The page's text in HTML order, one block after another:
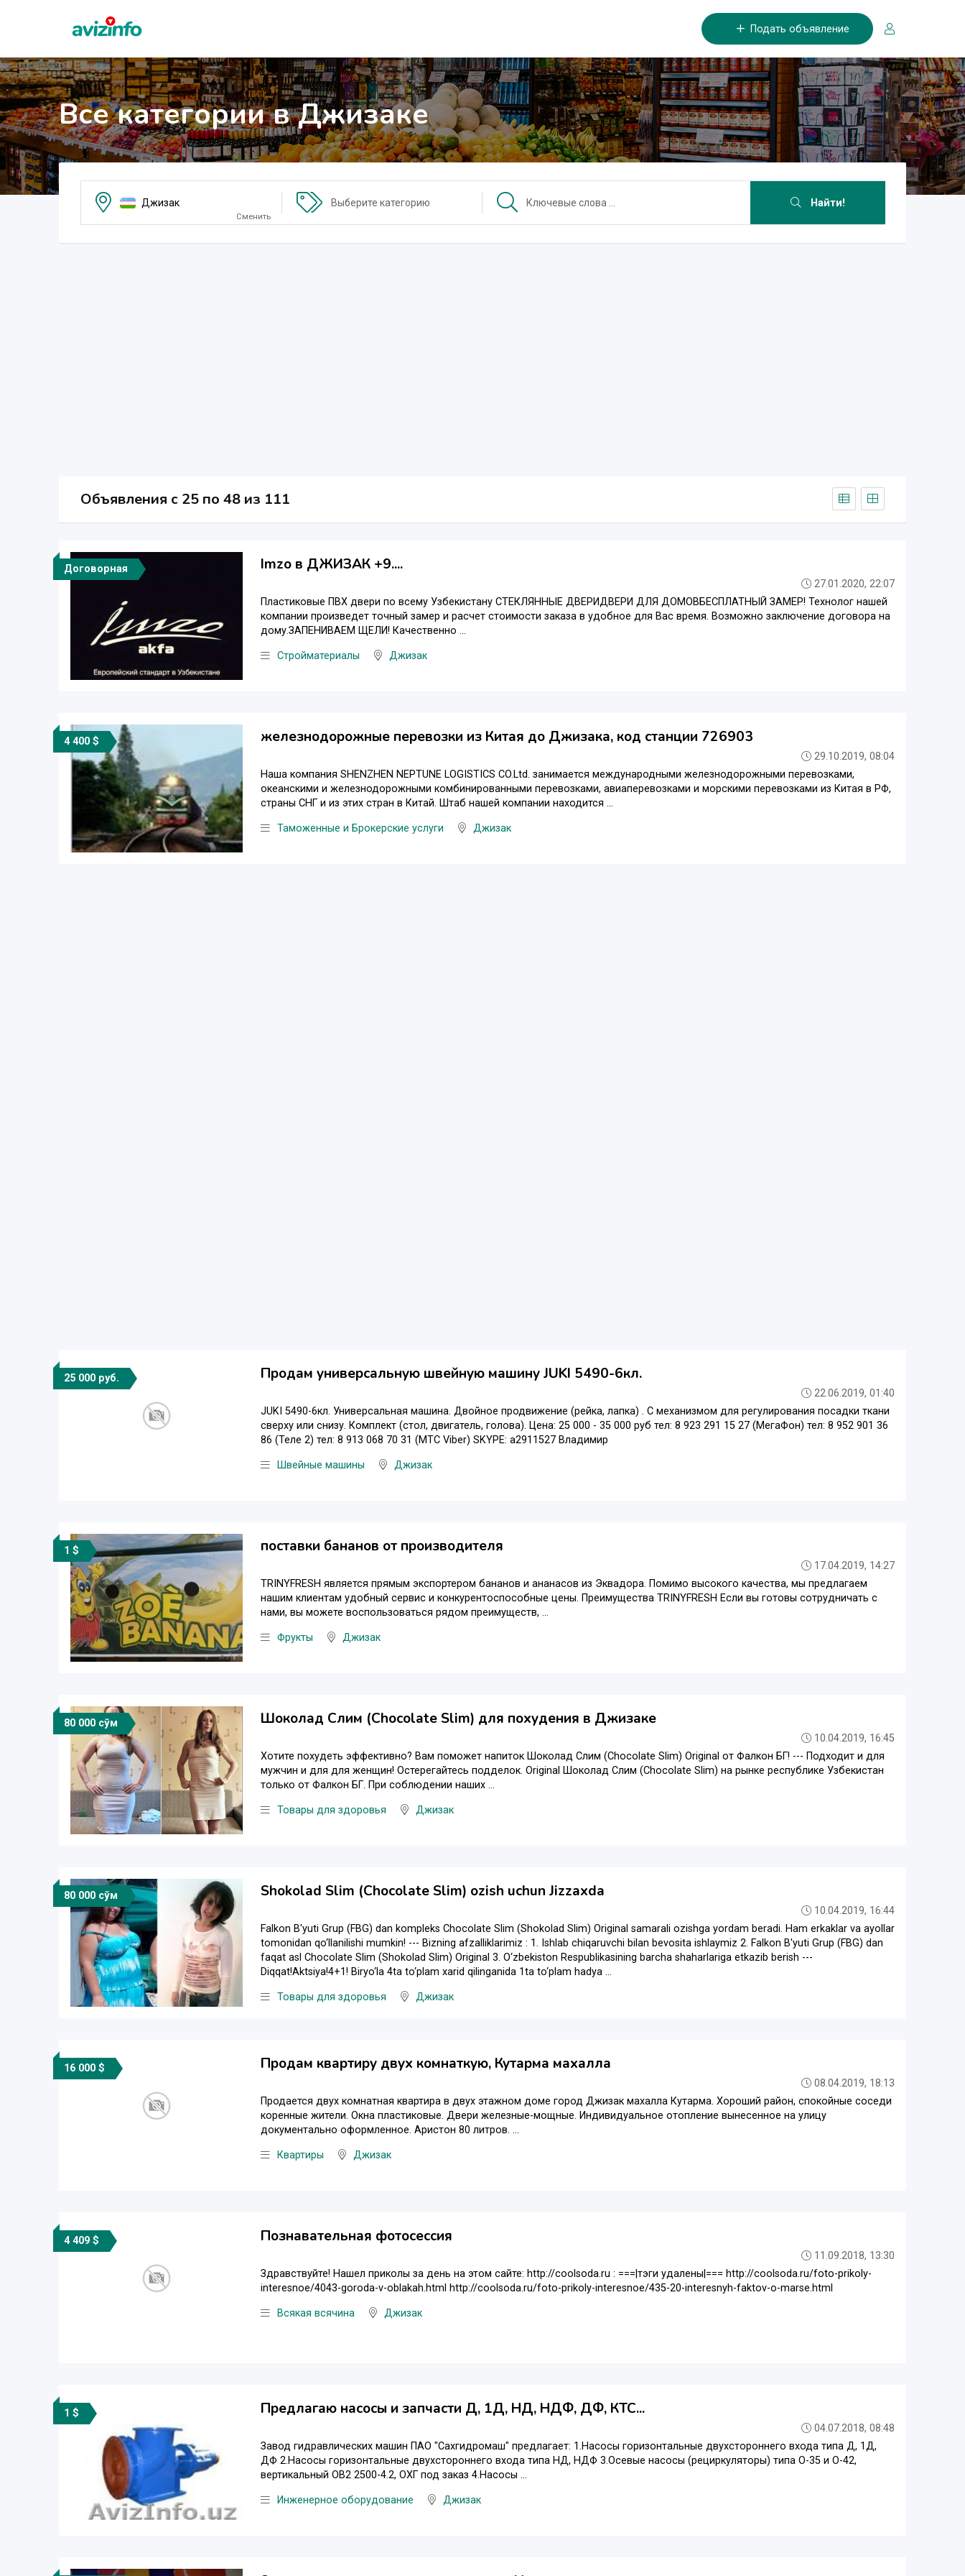
Подать объявление
Все категории в Джизаке
Джизак
Сменить
Выберите категорию Найти!
Объявления c 25 по 48 из 111
Договорная Imzo в ДЖИЗАК +9....
27.01.2020, 22:07
Пластиковые ПВХ двери по всему Узбекистану СТЕКЛЯННЫЕ ДВЕРИДВЕРИ ДЛЯ ДОМОВБЕСПЛАТНЫЙ ЗАМЕР! Технолог нашей
компании произведет точный замер и расчет стоимости заказа в удобное для Вас время. Возможно заключение договора на
дому.ЗАПЕНИВАЕМ ЩЕЛИ! Качественно ...
Стройматериалы Джизак
4 400 $ железнодорожные перевозки из Китая до Джизака, код станции 726903
29.10.2019, 08:04
Наша компания SHENZHEN NEPTUNE LOGISTICS CO.Ltd. занимается международными железнодорожными перевозками,
океанскими и железнодорожными комбинированными перевозками, авиаперевозками и морскими перевозками из Китая в РФ,
страны СНГ и из этих стран в Китай. Штаб нашей компании находится ...
Таможенные и Брокерские услуги Джизак
25 000 руб. Продам универсальную швейную машину JUKI 5490-6кл.
22.06.2019, 01:40
JUKI 5490-6кл. Универсальная машина. Двойное продвижение (рейка, лапка) . С механизмом для регулирования посадки ткани
сверху или снизу. Комплект (стол, двигатель, голова). Цена: 25 000 - 35 000 руб тел: 8 923 291 15 27 (МегаФон) тел: 8 952 901 36
86 (Теле 2) тел: 8 913 068 70 31 (МТС Viber) SKYPE: a2911527 Владимир
Швейные машины Джизак
1 $ поставки бананов от производителя
17.04.2019, 14:27
TRINYFRESH является прямым экспортером бананов и ананасов из Эквадора. Помимо высокого качества, мы предлагаем
нашим клиентам удобный сервис и конкурентоспособные цены. Преимущества TRINYFRESH Если вы готовы сотрудничать с
нами, вы можете воспользоваться рядом преимуществ, ...
Фрукты Джизак
80 000 сўм Шоколад Слим (Chocolate Slim) для похудения в Джизаке
10.04.2019, 16:45
Хотите похудеть эффективно? Вам поможет напиток Шоколад Слим (Chocolate Slim) Original от Фалкон БГ! --- Подходит и для
мужчин и для для женщин! Остерегайтесь подделок. Original Шоколад Слим (Chocolate Slim) на рынке республике Узбекистан
только от Фалкон БГ. При соблюдении наших ...
Товары для здоровья Джизак
80 000 сўм Shokolad Slim (Chocolate Slim) ozish uchun Jizzaxda
10.04.2019, 16:44
Falkon B'yuti Grup (FBG) dan kompleks Chocolate Slim (Shokolad Slim) Original samarali ozishga yordam beradi. Ham erkaklar va ayollar
tomonidan qo‘llanilishi mumkin! --- Bizning afzalliklarimiz : 1. Ishlab chiqaruvchi bilan bevosita ishlaymiz 2. Falkon B'yuti Grup (FBG) dan
faqat asl Chocolate Slim (Shokolad Slim) Original 3. O‘zbekiston Respublikasining barcha shaharlariga etkazib berish ---
Diqqat!Aktsiya!4+1! Biryo‘la 4ta to‘plam xarid qilinganida 1ta to‘plam hadya ...
Товары для здоровья Джизак
16 000 $ Продам квартиру двух комнаткую, Кутарма махалла
08.04.2019, 18:13
Продается двух комнатная квартира в двух этажном доме город Джизак махалла Кутарма. Хороший район, спокойные соседи
коренные жители. Окна пластиковые. Двери железные-мощные. Индивидуальное отопление вынесенное на улицу
документально оформленное. Аристон 80 литров. ...
Квартиры Джизак
4 409 $ Познавательная фотосессия
11.09.2018, 13:30
Здравствуйте! Нашел приколы за день на этом сайте: http://coolsoda.ru : ===|тэги удалены|=== http://coolsoda.ru/foto-prikoly-
interesnoe/4043-goroda-v-oblakah.html http://coolsoda.ru/foto-prikoly-interesnoe/435-20-interesnyh-faktov-o-marse.html
Всякая всячина Джизак
1 $ Предлагаю насосы и запчасти Д, 1Д, НД, НДФ, ДФ, КТС...
04.07.2018, 08:48
Завод гидравлических машин ПАО "Сахгидромаш" предлагает: 1.Насосы горизонтальные двухстороннего входа типа Д, 1Д,
ДФ 2.Насосы горизонтальные двухстороннего входа типа НД, НДФ 3.Осевые насосы (рециркуляторы) типа О-35 и О-42,
вертикальный ОВ2 2500-4.2, ОХГ под заказ 4.Насосы ...
Инженерное оборудование Джизак